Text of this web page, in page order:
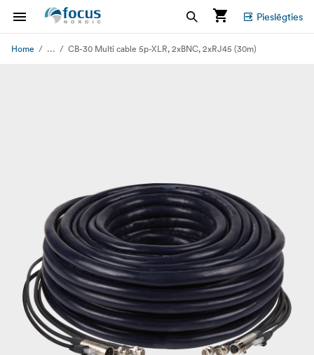
Pieslēgties
Home ... CB-30 Multi cable 5p-XLR, 2xBNC, 2xRJ45 (30m)